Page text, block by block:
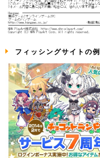
フィッシングサイトの例